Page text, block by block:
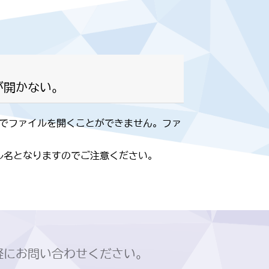
かない。
ァイルを開くことができません。ファ
となりますのでご注意ください。
お問い合わせください。